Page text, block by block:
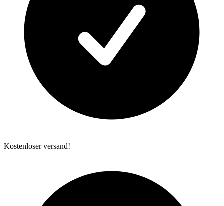
Kostenloser versand!